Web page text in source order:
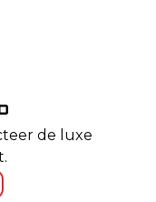
de luxe